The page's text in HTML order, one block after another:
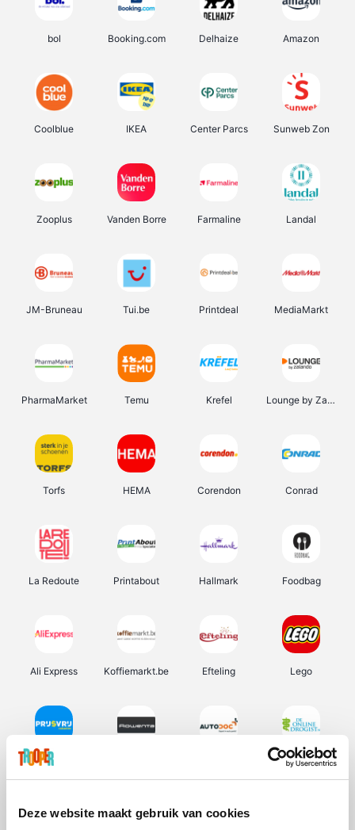
Deze website maakt gebruik van cookies
bol Booking.com Delhaize Amazon
Coolblue IKEA Center Parcs Sunweb Zon
Zooplus Vanden Borre Farmaline Landal
JM-Bruneau Tui.be Printdeal MediaMarkt
PharmaMarket Temu Krefel Lounge by Zalando
Torfs HEMA Corendon Conrad
La Redoute Printabout Hallmark Foodbag
Ali Express Koffiemarkt.be Efteling Lego
Prijsvrij De Online Drogist